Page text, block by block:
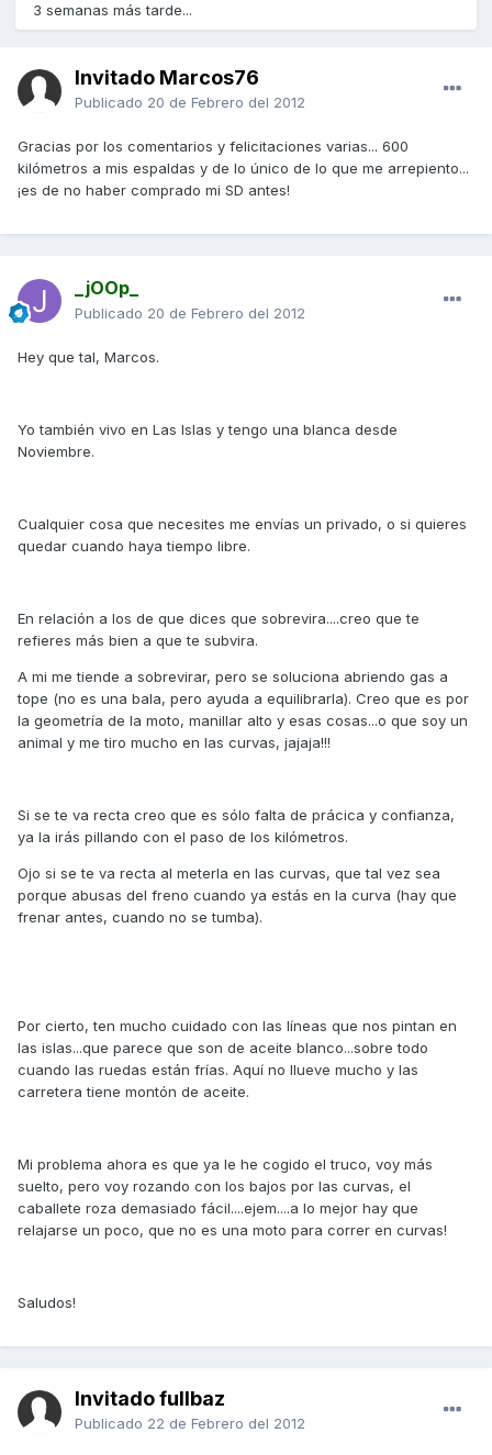
3 semanas más tarde...
Invitado Marcos76
Publicado 20 de Febrero del 2012
Gracias por los comentarios y felicitaciones varias... 600
kilómetros a mis espaldas y de lo único de lo que me arrepiento...
¡es de no haber comprado mi SD antes!
_jOOp_
Publicado 20 de Febrero del 2012
Hey que tal, Marcos.
Yo también vivo en Las Islas y tengo una blanca desde
Noviembre.
Cualquier cosa que necesites me envías un privado, o si quieres
quedar cuando haya tiempo libre.
En relación a los de que dices que sobrevira....creo que te
refieres más bien a que te subvira.
A mi me tiende a sobrevirar, pero se soluciona abriendo gas a
tope (no es una bala, pero ayuda a equilibrarla). Creo que es por
la geometría de la moto, manillar alto y esas cosas...o que soy un
animal y me tiro mucho en las curvas, jajaja!!!
Si se te va recta creo que es sólo falta de prácica y confianza,
ya la irás pillando con el paso de los kilómetros.
Ojo si se te va recta al meterla en las curvas, que tal vez sea
porque abusas del freno cuando ya estás en la curva (hay que
frenar antes, cuando no se tumba).
Por cierto, ten mucho cuidado con las líneas que nos pintan en
las islas...que parece que son de aceite blanco...sobre todo
cuando las ruedas están frías. Aquí no llueve mucho y las
carretera tiene montón de aceite.
Mi problema ahora es que ya le he cogido el truco, voy más
suelto, pero voy rozando con los bajos por las curvas, el
caballete roza demasiado fácil....ejem....a lo mejor hay que
relajarse un poco, que no es una moto para correr en curvas!
Saludos!
Invitado fullbaz
Publicado 22 de Febrero del 2012